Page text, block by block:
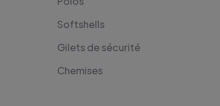
Softshells
Gilets de sécurité
Chemises